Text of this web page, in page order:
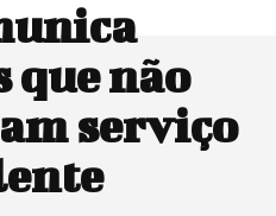
que não
serviço